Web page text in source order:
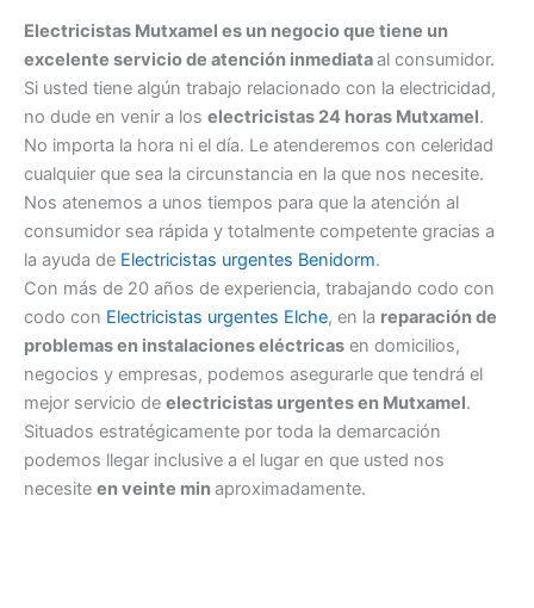
Electricistas Mutxamel es un negocio que tiene un
excelente servicio de atención inmediataal consumidor.
Si usted tiene algún trabajo relacionado con la electricidad,
no dude en venir a los electricistas 24 horas Mutxamel.
No importa la hora ni el día. Le atenderemos con celeridad
cualquier que sea la circunstancia en la que nos necesite.
Nos atenemos a unos tiempos para que la atención al
consumidor sea rápida y totalmente competente gracias a
la ayuda de Electricistas urgentes Benidorm.
Con más de 20 años de experiencia, trabajando codo con
codo con Electricistas urgentes Elche, en la reparación de
problemas en instalaciones eléctricas en domicilios,
negocios y empresas, podemos asegurarle que tendrá el
mejor servicio de electricistas urgentes en Mutxamel.
Situados estratégicamente por toda la demarcación
podemos llegar inclusive a el lugar en que usted nos
necesite en veinte minaproximadamente.